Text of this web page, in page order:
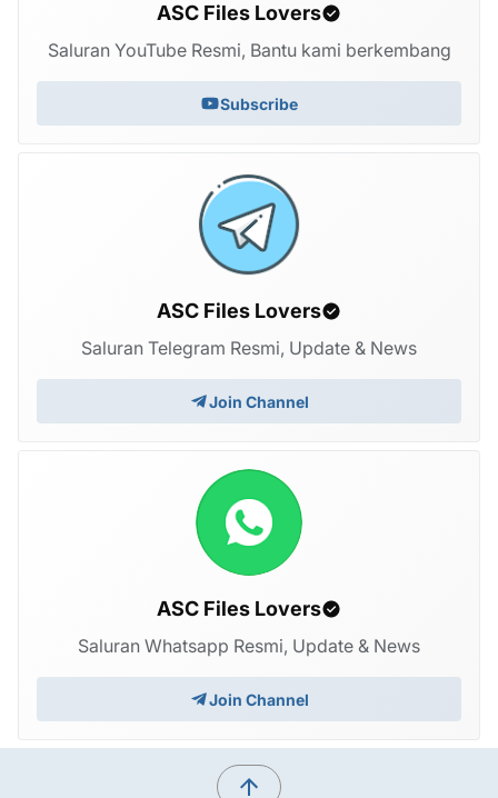
ASC Files Lovers
Saluran YouTube Resmi, Bantu kami berkembang
Subscribe
ASC Files Lovers
Saluran Telegram Resmi, Update & News
Join Channel
ASC Files Lovers
Saluran Whatsapp Resmi, Update & News
Join Channel